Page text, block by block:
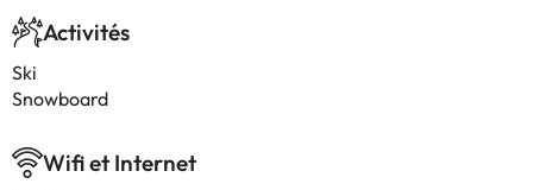
Activités
Ski
Snowboard
Wifi et Internet